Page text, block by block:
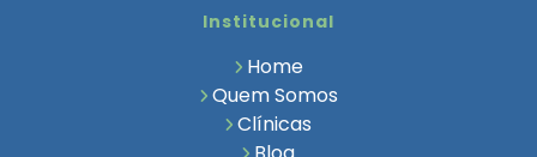
Bradesco Saúde
Clinica de Recuperação de Dependentes
Tratamento para Dependência Química e
Institucional
Home
Quem Somos
Clínicas